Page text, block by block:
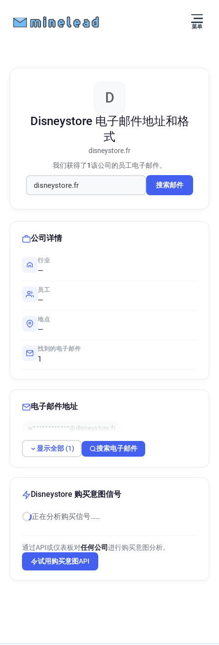
菜单
D
Disneystore 电子邮件地址和格
式
disneystore.fr
我们获得了1该公司的员工电子邮件。
搜索邮件
公司详情
行业
—
员工
—
地点
—
找到的电子邮件
1
电子邮件地址
w************@disneystore.fr
显示全部 (1) 搜索电子邮件
Disneystore 购买意图信号
正在分析购买信号……
通过API或仪表板对任何公司进行购买意图分析。
试用购买意图API